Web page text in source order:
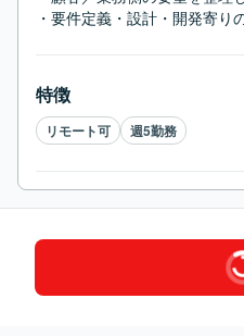
・要件定義・設計・開発寄り
特徴
リモート可 週5勤務